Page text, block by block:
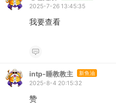
2025-7-26 13:45:35
我要查看
intp-睡教教主 新鱼油
2025-8-4 20:15:32
赞